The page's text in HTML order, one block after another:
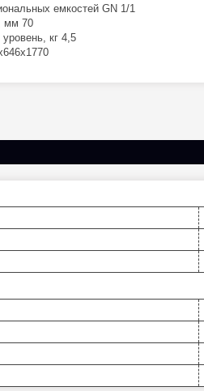
емкостей GN 1/1
мм 70
кг 4,5